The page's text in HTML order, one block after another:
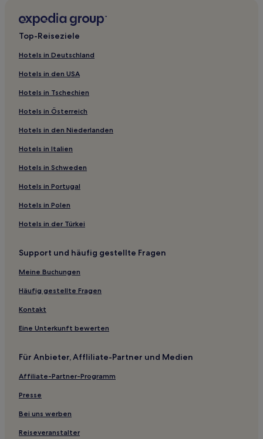
Ferienwohnungen in Alexandria
Gasthäuser in Ayr
B&B in Callander
Aparthotels in Merchant City
Gasthäuser in Glasgow
Hostels in Glasgow
Gasthöfe in Edinburgh
Gasthäuser in Edinburgh
Aparthotels in Edinburgh
B&B in Edinburgh
Hotels nahe Theatre Royal
Greater Glasgow: Hotels
Hotels nahe Station Hillhead
Lanarkshire: Hotels
Mansewood Hotels
Hotels nahe City Chambers
Hotels nahe Glasgow Police Museum
Barrhead Hotels
Hotels nahe Bahnhof Crookston
Hotels nahe Bahnhof Garrowhill
Hotels nahe Netherlee Park
Glasgow Hotels
Top-Reiseziele
Hotels in Deutschland
Hotels in den USA
Hotels in Tschechien
Hotels in Österreich
Hotels in den Niederlanden
Hotels in Italien
Hotels in Schweden
Hotels in Portugal
Hotels in Polen
Hotels in der Türkei
Support und häufig gestellte Fragen
Meine Buchungen
Häufig gestellte Fragen
Kontakt
Eine Unterkunft bewerten
Für Anbieter, Affliliate-Partner und Medien
Affiliate-Partner-Programm
Presse
Bei uns werben
Reiseveranstalter